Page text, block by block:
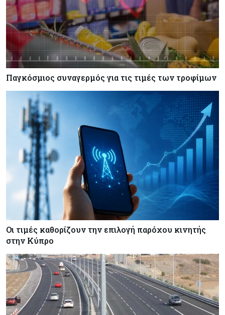
Παγκόσμιος συναγερμός για τις τιμές των τροφίμων
Οι τιμές καθορίζουν την επιλογή παρόχου κινητής
στην Κύπρο